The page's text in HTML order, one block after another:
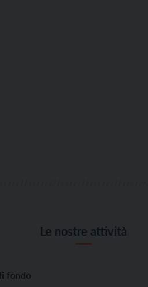
Le nostre attività
fondo